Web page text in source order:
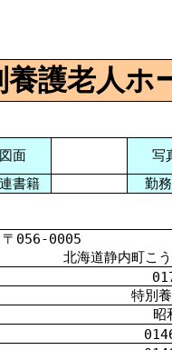
護老人ホ
図面
写
書籍 勤
0005
北海道静内町こ
特別
昭